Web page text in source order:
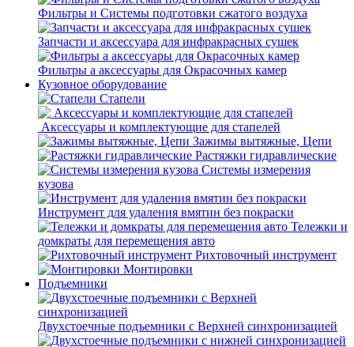
Фильтры и Системы подготовки сжатого воздуха
Запчасти и аксессуара для инфракрасных сушек
Фильтры а аксессуары для Окрасочных камер
Кузовное оборудование
Стапели
Аксессуары и комплектующие для стапелей
Зажимы вытяжные, Цепи
Растяжки гидравлические
Системы измерения
кузова
Инструмент для удаления вмятин без покраски
Тележки и
домкраты для перемещения авто
Рихтовочный инструмент
Монтировки
Подъемники
Двухстоечные подъемники с Верхней синхронизацией